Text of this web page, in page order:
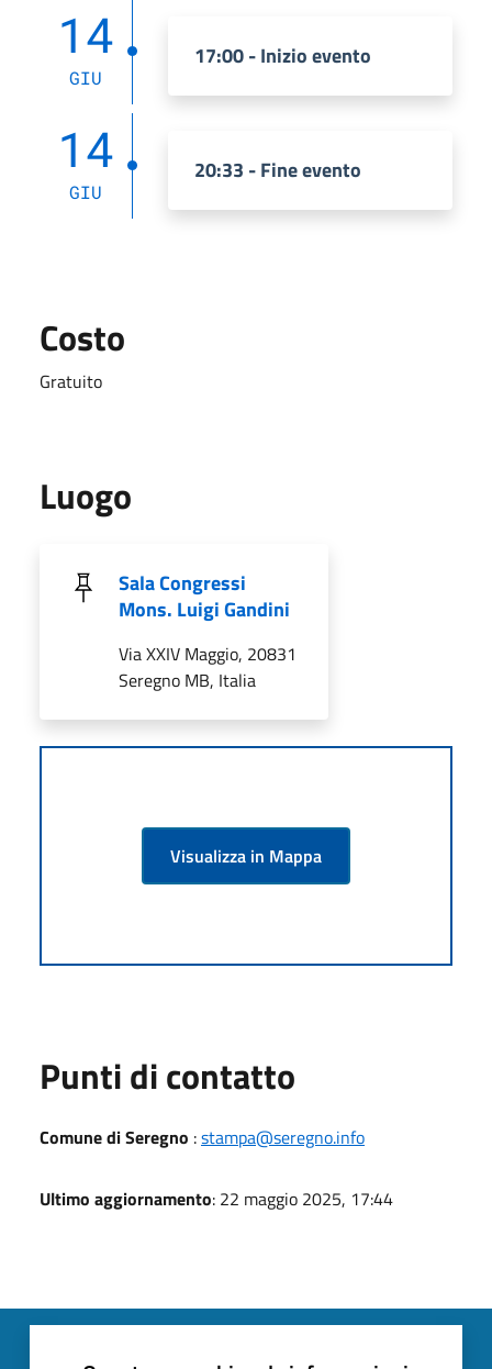
14
GIU
17:00 - Inizio evento
14
GIU
20:33 - Fine evento
Costo
Gratuito
Luogo
Sala Congressi
Mons. Luigi Gandini
Via XXIV Maggio, 20831
Seregno MB, Italia
Visualizza in Mappa
Punti di contatto
Comune di Seregno :stampa@seregno.info
Ultimo aggiornamento: 22 maggio 2025, 17:44